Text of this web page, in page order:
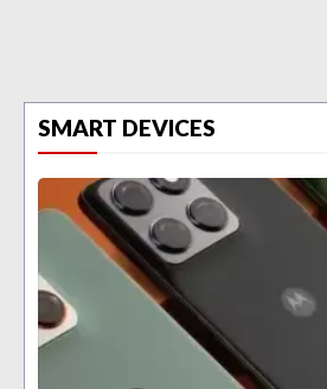
SMART DEVICES